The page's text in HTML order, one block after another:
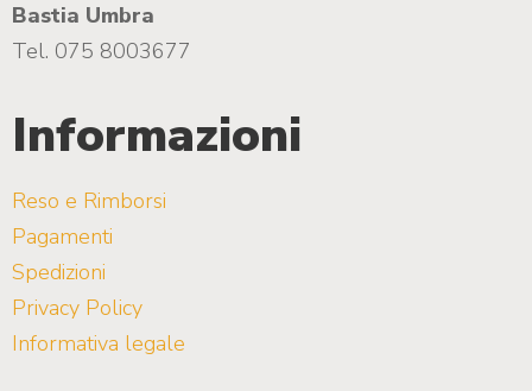
Bastia Umbra
Tel. 075 8003677
Informazioni
Reso e Rimborsi
Pagamenti
Spedizioni
Privacy Policy
Informativa legale